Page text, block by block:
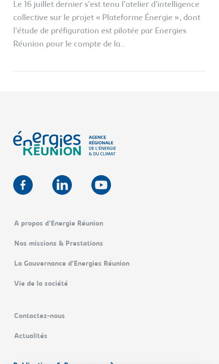
Le 16 juillet dernier s’est tenu l’atelier d’intelligence
collective sur le projet « Plateforme Énergie », dont
l'étude de préfiguration est pilotée par Energies
Réunion pour le compte de la…
A propos d’Energie Réunion
Nos missions & Prestations
La Gouvernance d’Energies Réunion
Vie de la société
Contactez-nous
Actualités